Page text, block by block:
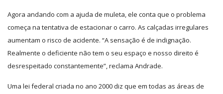
Agora andando com a ajuda de muleta, ele conta que o problema
começa na tentativa de estacionar o carro. As calçadas irregulares
aumentam o risco de acidente. “A sensação é de indignação.
Realmente o deficiente não tem o seu espaço e nosso direito é
desrespeitado constantemente”, reclama Andrade.
Uma lei federal criada no ano 2000 diz que em todas as áreas de